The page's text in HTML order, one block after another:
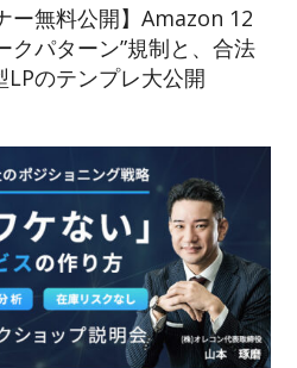
ー無料公開】Amazon 12
クパターン”規制と、合法
LPのテンプレ大公開